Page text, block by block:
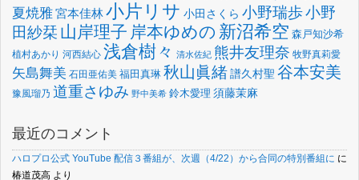
夏焼雅宮本佳林小片リサ 小田さくら 小野瑞歩小野
田紗栞 山岸理子 岸本ゆめの 新沼希空 森戸知沙希
植村あかり 河西結心 浅倉樹々 清水佐紀 熊井友理奈 牧野真莉愛
矢島舞美 石田亜佑美 福田真琳 秋山眞緒譜久村聖 谷本安美
豫風瑠乃 道重さゆみ 野中美希 鈴木愛理 須藤茉麻
最近のコメント
ハロプロ公式 YouTube 配信３番組が、次週（4/22）から合同の特別番組に に
椿道茂高 より